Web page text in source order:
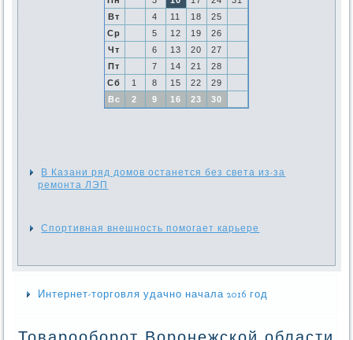
Вт
4 11 18
25
Ср
5 12 19
26
Чт
6 13 20
27
Пт
7 14 21
28
Сб
1 8 15 22
29
Вс
2 9 16 23 30
В Казани ряд домов останется без света из-за
ремонта ЛЭП
Спортивная внешность помогает карьере
Интернет-торговля удачно начала 2016 год